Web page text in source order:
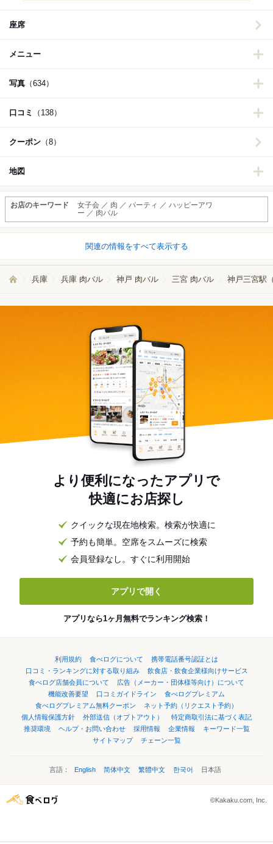
座席
メニュー
写真 （634）
口コミ （138）
クーポン （8）
地図
お店のキーワード
女子会 ／ 肉 ／ パーティ ／ ハッピーアワ
ー ／ 肉バル
関連の情報をすべて表示する
兵庫 兵庫 肉バル 神戸 肉バル 三宮 肉バル 神戸三宮駅
より便利になったアプリで
快適にお店探し
クイックな現在地検索。検索が快適に
予約も簡単。空席をスムーズに検索
会員登録なし。すぐに利用開始
アプリで開く
アプリなら1ヶ月無料でランキング検索！
利用規約 食べログについて
携帯電話番号認証とは
口コミ・ランキングに対する取り組み
飲食店・飲食企業様向けサービス
食べログ店舗会員について
広告（メーカー・団体様等向け）について
機能改善要望
口コミガイドライン
食べログプレミアム
食べログプレミアム無料クーポン
ネット予約（リクエスト予約）
個人情報保護方針
外部送信（オプトアウト）
特定商取引法に基づく表記
推奨環境
ヘルプ・お問い合わせ 採用情報 企業情報
キーワード一覧
サイトマップ
チェーン一覧
言語： English 简体中文 繁體中文 한국어 日本語
©Kakaku.com, Inc.